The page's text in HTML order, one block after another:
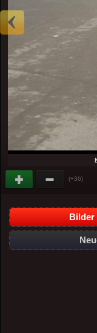
(+36)
Bilder